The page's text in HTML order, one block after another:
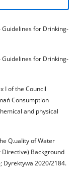
Guidelines for Drinking-
Guidelines for Drinking-
I of the Council
Consumption
and physical
Q.uaIity of Water
Background
Dyrektywa 2020/2184.